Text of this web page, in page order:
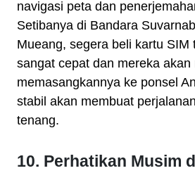
navigasi peta dan
Setibanya di Bandara
Mueang, segera beli kartu SIM
sangat cepat dan mereka akan
memasangkannya ke ponsel
stabil akan membuat
tenang.
10. Perhatikan Musim